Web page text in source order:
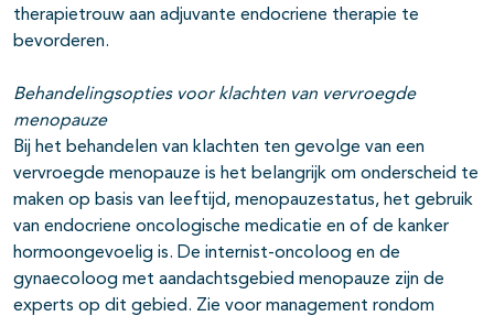
therapietrouw aan adjuvante endocriene therapie te
bevorderen.
Behandelingsopties voor klachten van vervroegde
menopauze
Bij het behandelen van klachten ten gevolge van een
vervroegde menopauze is het belangrijk om onderscheid te
maken op basis van leeftijd, menopauzestatus, het gebruik
van endocriene oncologische medicatie en of de kanker
hormoongevoelig is. De internist-oncoloog en de
gynaecoloog met aandachtsgebied menopauze zijn de
experts op dit gebied. Zie voor management rondom